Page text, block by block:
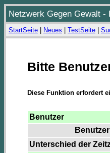
Netzwerk Gegen Gewalt
StartSeite Neues TestSeite
Bitte
Diese Funktion erfordert
Benutzer
Unterschied der